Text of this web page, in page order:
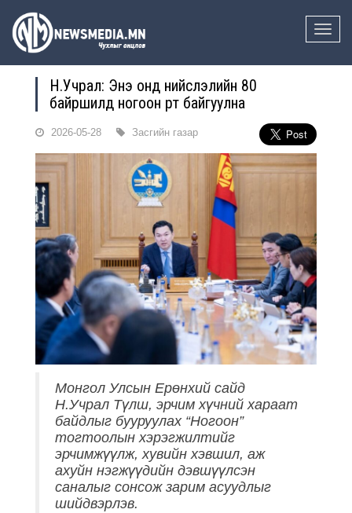
Toggle
Н.Учрал: Энэ онд нийслэлийн 80
байршилд ногоон өртөө байгуулна
2026-05-28 Засгийн газар
Монгол Улсын Ерөнхий сайд
Н.Учрал Түлш, эрчим хүчний хараат
байдлыг бууруулах “Ногоон”
тогтоолын хэрэгжилтийг
эрчимжүүлж, хувийн хэвшил, аж
ахуйн нэгжүүдийн дэвшүүлсэн
саналыг сонсож зарим асуудлыг
шийдвэрлэв.